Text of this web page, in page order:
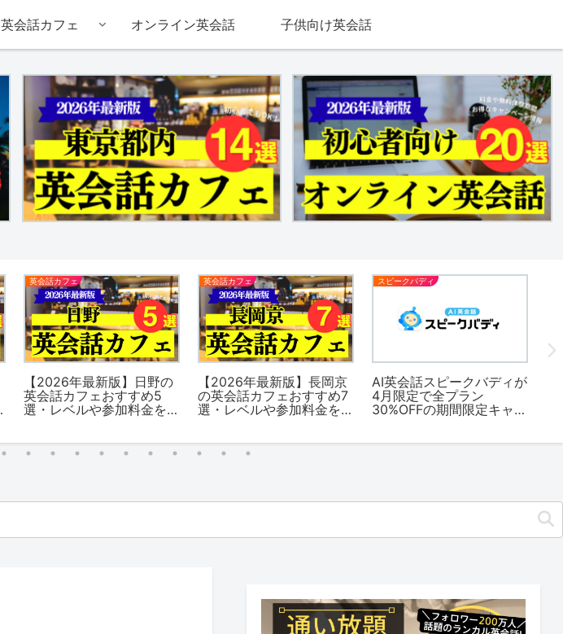
英会話カフェ オンライン英会話 子供向け英会話
英会話カフェ
【2025年最新版】相模大
野の英会話カフェおすす
め5選・レベルや参加料金
英会話カフェ
【2026年最新版】姫路の
英会話カフェおすすめ5
選・レベルや参加料金を
英会話カフェ
【2026年最新版】秋葉原
の英会話カフェおすすめ5
選・レベルや参加料金を